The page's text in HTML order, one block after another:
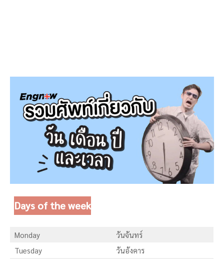
Days of the week
Monday
วันจันทร์
Tuesday
วันอังคาร